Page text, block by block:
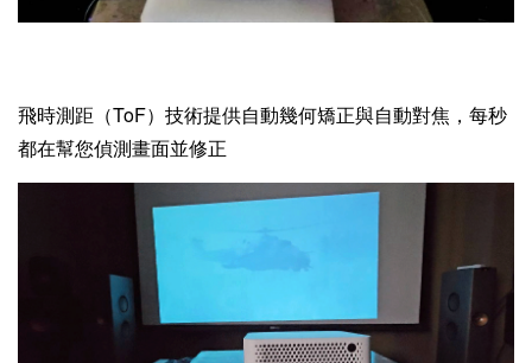
飛時測距（ToF）技術提供自動幾何矯正與自動對焦，每秒
都在幫您偵測畫面並修正